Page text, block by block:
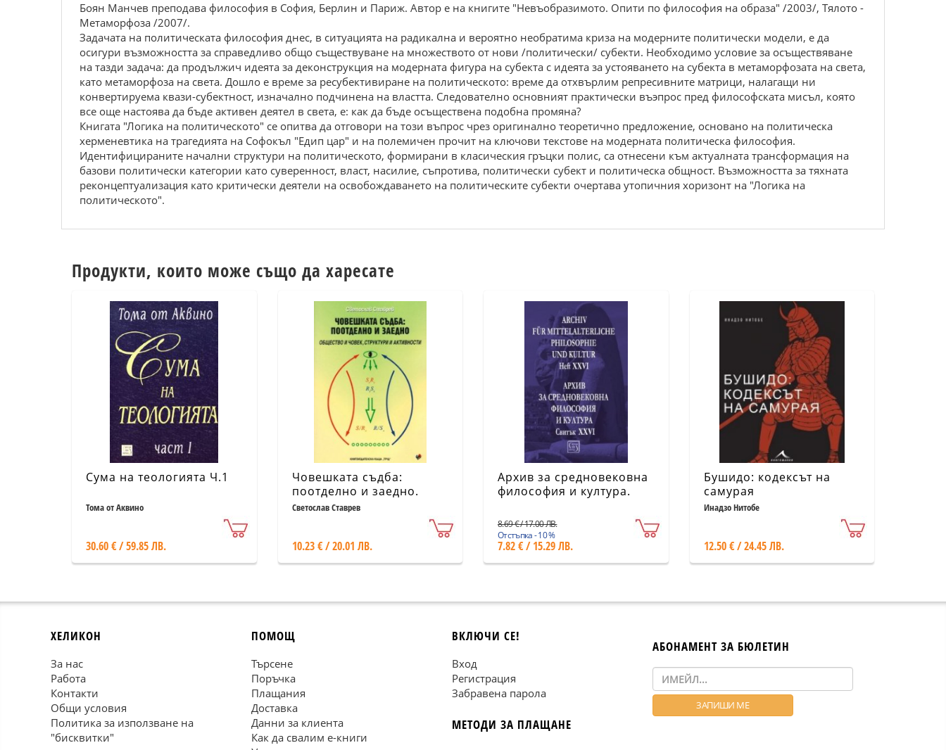
Боян Манчев преподава философия в София, Берлин и Париж. Автор е на книгите "Невъобразимото. Опити по философия на образа" /2003/, Тялото -
Метаморфоза /2007/.
Задачата на политическата философия днес, в ситуацията на радикална и вероятно необратима криза на модерните политически модели, е да
осигури възможността за справедливо общо съществуване на множеството от нови /политически/ субекти. Необходимо условие за осъществяване
на тазди задача: да продължич идеята за деконструкция на модерната фигура на субекта с идеята за устояването на субекта в метаморфозата на света,
като метаморфоза на света. Дошло е време за ресубективиране на политическото: време да отхвърлим репресивните матрици, налагащи ни
конвертируема квази-субектност, изначално подчинена на властта. Следователно основният практически въэпрос пред философската мисъл, която
все още настоява да бъде активен деятел в света, е: как да бъде осъществена подобна промяна?
Книгата "Логика на политическото" се опитва да отговори на този въпрос чрез оригинално теоретично предложение, основано на политическа
херменевтика на трагедията на Софокъл "Едип цар" и на полемичен прочит на ключови текстове на модерната политическа философия.
Идентифицираните начални структури на политическото, формирани в класическия гръцки полис, са отнесени към актуалната трансформация на
базови политически категории като суверенност, власт, насилие, съпротива, политически субект и политическа общност. Възможността за тяхната
реконцептуализация като критически деятели на освобождаването на политическите субекти очертава утопичния хоризонт на "Логика на
политическото".
Продукти, които може също да харесате
Сума на теологията Ч.1
Тома от Аквино
30.60 € / 59.85 ЛВ.
Човешката съдба:
поотделно и заедно.
Общество и човек,
структури и активности
Светослав Ставрев
10.23 € / 20.01 ЛВ.
Архив за средновековна
философия и култура.
8.69 € / 17.00 ЛВ.
Отстъпка - 10 %
7.82 € / 15.29 ЛВ.
Бушидо: кодексът на
самурая
Инадзо Нитобе
12.50 € / 24.45 ЛВ.
ХЕЛИКОН
За нас
Работа
Контакти
Общи условия
Политика за използване на
"бисквитки"
ПОМОЩ
Търсене
Поръчка
Плащания
Доставка
Данни за клиента
Как да свалим е-книги
ВКЛЮЧИ СЕ!
Вход
Регистрация
Забравена парола
МЕТОДИ ЗА ПЛАЩАНЕ
АБОНАМЕНТ ЗА БЮЛЕТИН